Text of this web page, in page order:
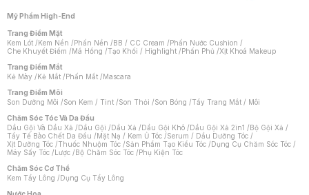
Mỹ Phẩm High-End
Trang Điểm Mặt
Kem Lót /Kem Nền /Phấn Nền /BB / CC Cream /Phấn Nước Cushion /
Che Khuyết Điểm /Má Hồng /Tạo Khối / Highlight /Phấn Phủ /Xịt Khoá Makeup
Trang Điểm Mắt
Kẻ Mày /Kẻ Mắt /Phấn Mắt /Mascara
Trang Điểm Môi
Son Dưỡng Môi /Son Kem / Tint /Son Thỏi /Son Bóng /Tẩy Trang Mắt / Môi
Chăm Sóc Tóc Và Da Đầu
Dầu Gội Và Dầu Xả /Dầu Gội /Dầu Xả /Dầu Gội Khô /Dầu Gội Xả 2in1 /Bộ Gội Xả /
Tẩy Tế Bào Chết Da Đầu /Mặt Nạ / Kem Ủ Tóc /Serum / Dầu Dưỡng Tóc /
Xịt Dưỡng Tóc /Thuốc Nhuộm Tóc /Sản Phẩm Tạo Kiểu Tóc /Dụng Cụ Chăm Sóc Tóc /
Máy Sấy Tóc /Lược /Bộ Chăm Sóc Tóc /Phụ Kiện Tóc
Chăm Sóc Cơ Thể
Kem Tẩy Lông /Dụng Cụ Tẩy Lông